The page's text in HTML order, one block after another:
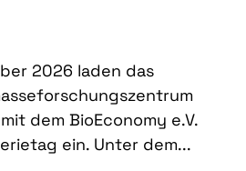
2026 laden das
dem BioEconomy e.V.
ein. Unter dem...